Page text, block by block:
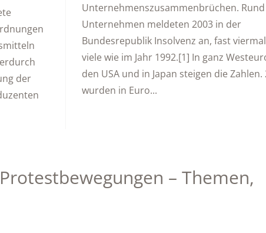
der
Unternehmenszusammenbrüchen. Rund
Unternehmen meldeten 2003 in der
Bundesrepublik Insolvenz an, fast
viele wie im Jahr 1992.[1] In ganz
den USA und in Japan steigen die Zahlen.
wurden in Euro...
– Themen,